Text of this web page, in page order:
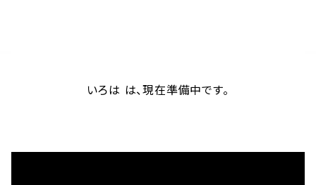
いろは は、現在準備中です。